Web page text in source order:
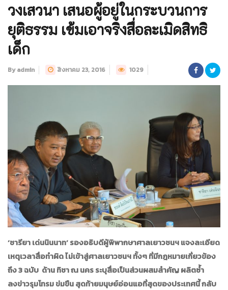
วงเสวนา เสนอผู้อยู่ในกระบวนการ
ยุติธรรม เข้มเอาจริงสื่อละเมิดสิทธิ
เด็ก
By admin สิงหาคม 23, 2016 1029
‘ชารียา เด่นนินนาท’ รองอธิบดีผู้พิพากษาศาลเยาวชนฯ แจงละเอียด
เหตุเวลาสื่อทำผิด ไม่เข้าสู่ศาลเยาวชนฯ ทั้งๆ ที่มีกฎหมายเกี่ยวข้อง
ถึง 3 ฉบับ ด้าน ทิชา ณ นคร ระบุสื่อเป็นส่วนผสมสำคัญ ผลิตซ้ำ
ลงข่าวรุมโทรม ข่มขืน สุดท้ายมนุษย์อ่อนแอที่สุดของประเทศนี้ กลับ